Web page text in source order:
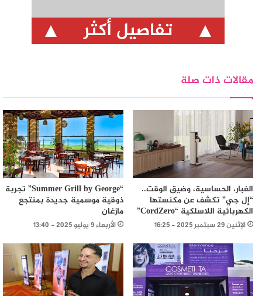
تفاصيل أكثر
مقالات ذات صلة
الغبار، الحساسية، وضيق الوقت..
“إل جي” تكشف عن مكنستها
الكهربائية اللاسلكية “CordZero”
الإثنين 29 سبتمبر 2025 - 16:25
“Summer Grill by George” تجربة
ذوقية موسمية جديدة بمنتجع
مازغان
الأربعاء 9 يوليو 2025 - 13:40